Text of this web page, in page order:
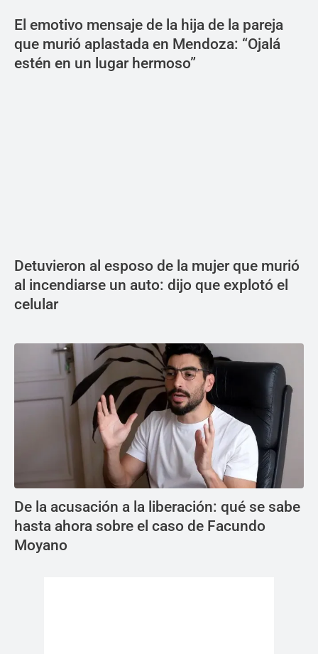
El emotivo mensaje de la hija de la pareja
que murió aplastada en Mendoza: “Ojalá
estén en un lugar hermoso”
Detuvieron al esposo de la mujer que murió
al incendiarse un auto: dijo que explotó el
celular
De la acusación a la liberación: qué se sabe
hasta ahora sobre el caso de Facundo
Moyano